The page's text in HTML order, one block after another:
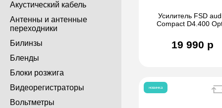
Акустический кабель
Антенны и антенные
переходники
Билинзы
Бленды
Блоки розжига
Видеорегистраторы
Вольтметры
Усилитель FSD
Compact D4.400
19 990 р
новинка